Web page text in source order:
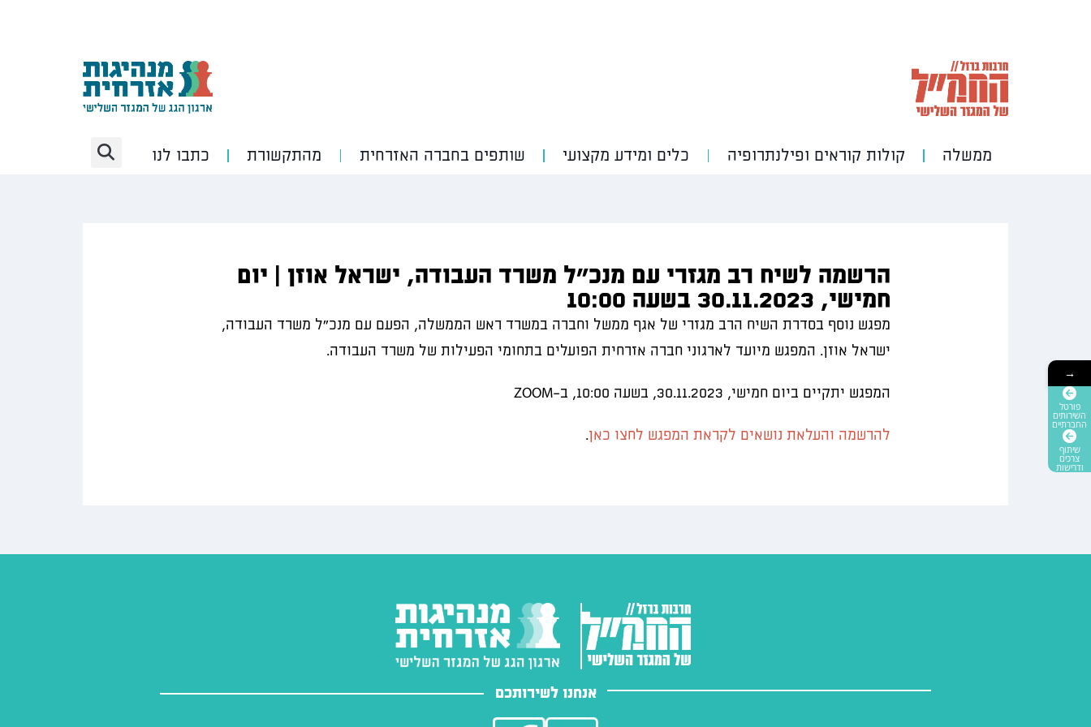
ממשלה קולות קוראים ופילנתרופיה כלים ומידע מקצועי שותפים בחברה האזרחית מהתקשורת כתבו לנו
הרשמה לשיח רב מגזרי עם מנכ"ל משרד העבודה, ישראל אוזן | יום
חמישי, 30.11.2023 בשעה 10:00
מפגש נוסף בסדרת השיח הרב מגזרי של אגף ממשל וחברה במשרד ראש הממשלה, הפעם עם מנכ"ל משרד העבודה,
ישראל אוזן. המפגש מיועד לארגוני חברה אזרחית הפועלים בתחומי הפעילות של משרד העבודה.
המפגש יתקיים ביום חמישי, 30.11.2023, בשעה 10:00, ב-ZOOM
להרשמה והעלאת נושאים לקראת המפגש לחצו כאן.
אנחנו לשירותכם
→
פורטל
השירותים
החברתיים
שיתוף
צרכים
ודרישות